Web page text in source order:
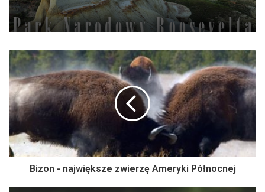
Bizon - największe zwierzę Ameryki Północnej